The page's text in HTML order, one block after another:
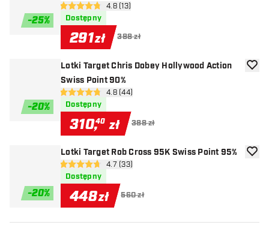
-25%
otwórz panel recenzji
4.8 gwiazdki oceny
4.8 (13)
Dostępny
291zł 388 zł
-20%
Lotki Target Chris Dobey Hollywood Action
Swiss Point 90%
otwórz panel recenzji
4.8 gwiazdki oceny
4.8 (44)
Dostępny
310,40 zł 388 zł
-20%
Lotki Target Rob Cross 95K Swiss Point 95%
otwórz panel recenzji
4.7 gwiazdki oceny
4.7 (33)
Dostępny
448zł 560 zł